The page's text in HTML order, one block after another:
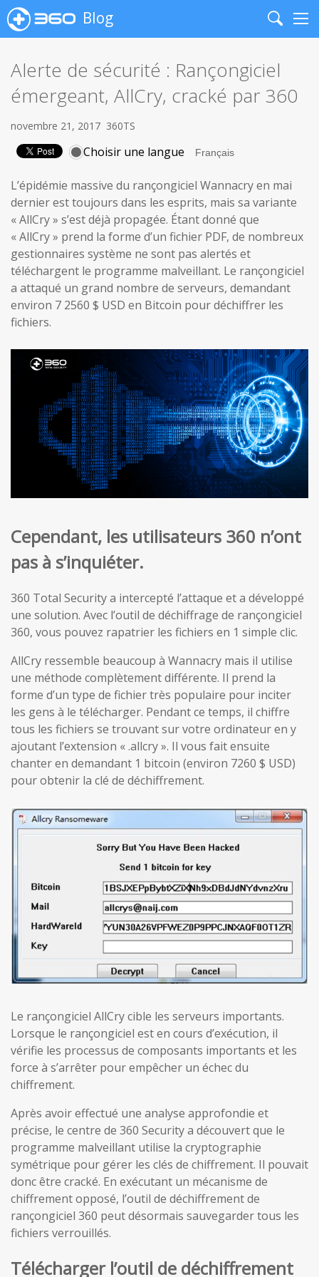
Blog
Search
Alerte de sécurité : Rançongiciel
émergeant, AllCry, cracké par 360
novembre 21, 2017 360TS
Choisir une langue
L’épidémie massive du rançongiciel Wannacry en mai
dernier est toujours dans les esprits, mais sa variante
« AllCry » s’est déjà propagée. Étant donné que
« AllCry » prend la forme d’un fichier PDF, de nombreux
gestionnaires système ne sont pas alertés et
téléchargent le programme malveillant. Le rançongiciel
a attaqué un grand nombre de serveurs, demandant
environ 7 2560 $ USD en Bitcoin pour déchiffrer les
fichiers.
Cependant, les utilisateurs 360 n’ont
pas à s’inquiéter.
360 Total Security a intercepté l’attaque et a développé
une solution. Avec l’outil de déchiffrage de rançongiciel
360, vous pouvez rapatrier les fichiers en 1 simple clic.
AllCry ressemble beaucoup à Wannacry mais il utilise
une méthode complètement différente. Il prend la
forme d’un type de fichier très populaire pour inciter
les gens à le télécharger. Pendant ce temps, il chiffre
tous les fichiers se trouvant sur votre ordinateur en y
ajoutant l’extension « .allcry ». Il vous fait ensuite
chanter en demandant 1 bitcoin (environ 7260 $ USD)
pour obtenir la clé de déchiffrement.
Le rançongiciel AllCry cible les serveurs importants.
Lorsque le rançongiciel est en cours d’exécution, il
vérifie les processus de composants importants et les
force à s’arrêter pour empêcher un échec du
chiffrement.
Après avoir effectué une analyse approfondie et
précise, le centre de 360 Security a découvert que le
programme malveillant utilise la cryptographie
symétrique pour gérer les clés de chiffrement. Il pouvait
donc être cracké. En exécutant un mécanisme de
chiffrement opposé, l’outil de déchiffrement de
rançongiciel 360 peut désormais sauvegarder tous les
fichiers verrouillés.
Télécharger l’outil de déchiffrement